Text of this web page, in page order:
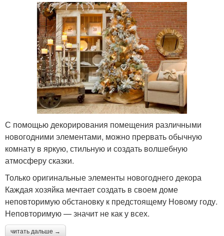
С помощью декорирования помещения различными
новогодними элементами, можно прервать обычную
комнату в яркую, стильную и создать волшебную
атмосферу сказки.
Только оригинальные элементы новогоднего декора
Каждая хозяйка мечтает создать в своем доме
неповторимую обстановку к предстоящему Новому году.
Неповторимую — значит не как у всех.
читать дальше →